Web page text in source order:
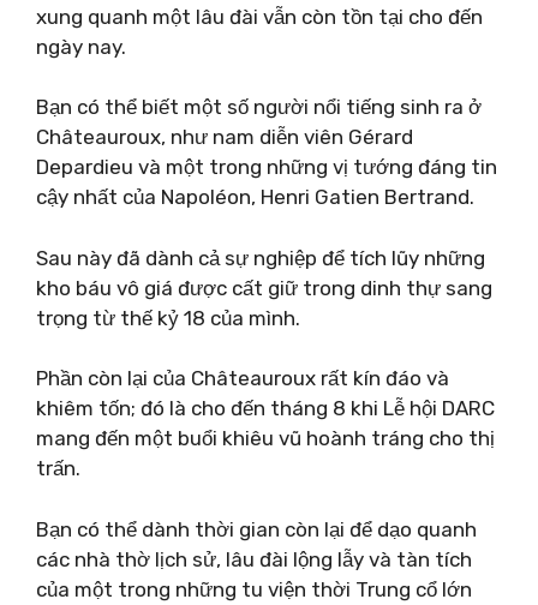
xung quanh một lâu đài vẫn còn tồn tại cho đến
ngày nay.
Bạn có thể biết một số người nổi tiếng sinh ra ở
Châteauroux, như nam diễn viên Gérard
Depardieu và một trong những vị tướng đáng tin
cậy nhất của Napoléon, Henri Gatien Bertrand.
Sau này đã dành cả sự nghiệp để tích lũy những
kho báu vô giá được cất giữ trong dinh thự sang
trọng từ thế kỷ 18 của mình.
Phần còn lại của Châteauroux rất kín đáo và
khiêm tốn; đó là cho đến tháng 8 khi Lễ hội DARC
mang đến một buổi khiêu vũ hoành tráng cho thị
trấn.
Bạn có thể dành thời gian còn lại để dạo quanh
các nhà thờ lịch sử, lâu đài lộng lẫy và tàn tích
của một trong những tu viện thời Trung cổ lớn